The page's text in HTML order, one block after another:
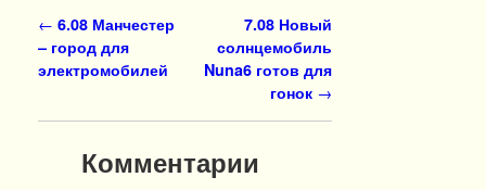
Навигация по записям
← 6.08 Манчестер
– город для
электромобилей
7.08 Новый
солнцемобиль
Nuna6 готов для
гонок →
Комментарии